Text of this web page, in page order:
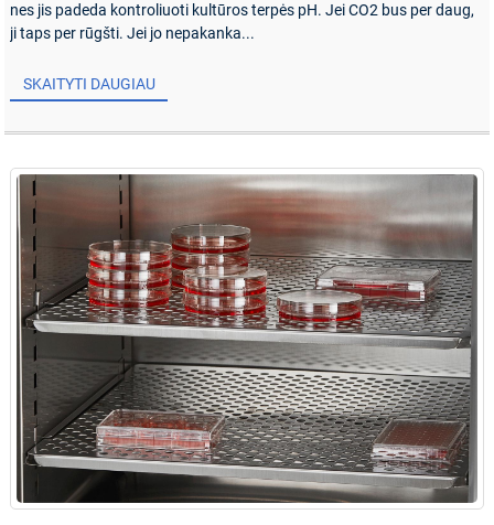
nes jis padeda kontroliuoti kultūros terpės pH. Jei CO2 bus per daug,
ji ​​taps per rūgšti. Jei jo nepakanka...
SKAITYTI DAUGIAU